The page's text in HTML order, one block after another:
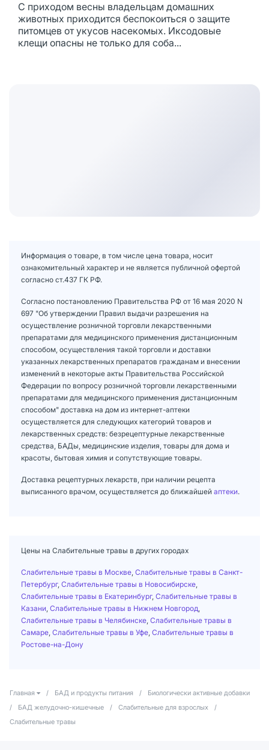
С приходом весны владельцам домашних
животных приходится беспокоиться о защите
питомцев от укусов насекомых. Иксодовые
клещи опасны не только для соба...
Информация о товаре, в том числе цена товара, носит
ознакомительный характер и не является публичной офертой
согласно ст.437 ГК РФ.
Согласно постановлению Правительства РФ от 16 мая 2020 N
697 "Об утверждении Правил выдачи разрешения на
осуществление розничной торговли лекарственными
препаратами для медицинского применения дистанционным
способом, осуществления такой торговли и доставки
указанных лекарственных препаратов гражданам и внесении
изменений в некоторые акты Правительства Российской
Федерации по вопросу розничной торговли лекарственными
препаратами для медицинского применения дистанционным
способом" доставка на дом из интернет-аптеки
осуществляется для следующих категорий товаров и
лекарственных средств: безрецептурные лекарственные
средства, БАДы, медицинские изделия, товары для дома и
красоты, бытовая химия и сопутствующие товары.
Доставка рецептурных лекарств, при наличии рецепта
выписанного врачом, осуществляется до ближайшей аптеки.
Цены на Слабительные травы в других городах
Слабительные травы в Москве Слабительные травы в Санкт-
Петербург, Слабительные травы в Новосибирске
Слабительные травы в Екатеринбург, Слабительные травы в
Казани Слабительные травы в Нижнем Новгород
Слабительные травы в Челябинске Слабительные травы в
Самаре Слабительные травы в Уфе Слабительные травы в
Ростове-на-Дону
Главная / БАД и продукты питания /
Биологически активные добавки
/
БАД желудочно-кишечные / Слабительные для взрослых
/
Слабительные травы